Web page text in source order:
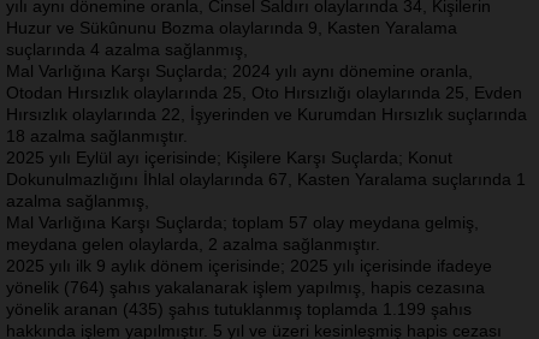
yılı aynı dönemine oranla, Cinsel Saldırı olaylarında 34, Kişilerin
Huzur ve Sükûnunu Bozma olaylarında 9, Kasten Yaralama
suçlarında 4 azalma sağlanmış,
Mal Varlığına Karşı Suçlarda; 2024 yılı aynı dönemine oranla,
Otodan Hırsızlık olaylarında 25, Oto Hırsızlığı olaylarında 25, Evden
Hırsızlık olaylarında 22, İşyerinden ve Kurumdan Hırsızlık suçlarında
18 azalma sağlanmıştır.
2025 yılı Eylül ayı içerisinde; Kişilere Karşı Suçlarda; Konut
Dokunulmazlığını İhlal olaylarında 67, Kasten Yaralama suçlarında 1
azalma sağlanmış,
Mal Varlığına Karşı Suçlarda; toplam 57 olay meydana gelmiş,
meydana gelen olaylarda, 2 azalma sağlanmıştır.
2025 yılı ilk 9 aylık dönem içerisinde; 2025 yılı içerisinde ifadeye
yönelik (764) şahıs yakalanarak işlem yapılmış, hapis cezasına
yönelik aranan (435) şahıs tutuklanmış toplamda 1.199 şahıs
hakkında işlem yapılmıştır. 5 yıl ve üzeri kesinleşmiş hapis cezası